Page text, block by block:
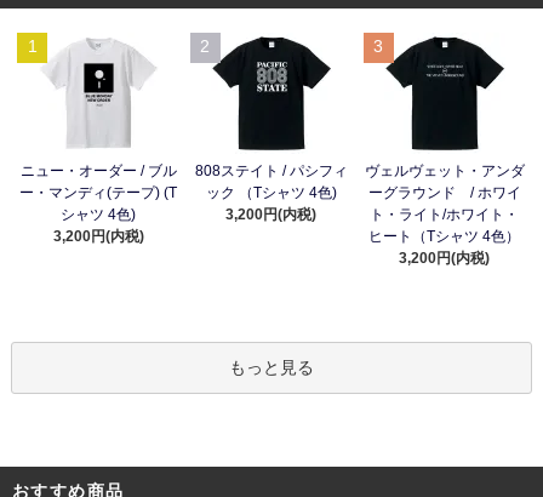
1
ニュー・オーダー / ブル
ー・マンディ(テープ) (T
シャツ 4色)
3,200円(内税)
2
808ステイト / パシフィ
ック （Tシャツ 4色)
3,200円(内税)
3
ヴェルヴェット・アンダ
ーグラウンド / ホワイ
ト・ライト/ホワイト・
ヒート（Tシャツ 4色）
3,200円(内税)
もっと見る
おすすめ商品